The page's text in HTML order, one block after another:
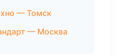
— Томск
— Москва